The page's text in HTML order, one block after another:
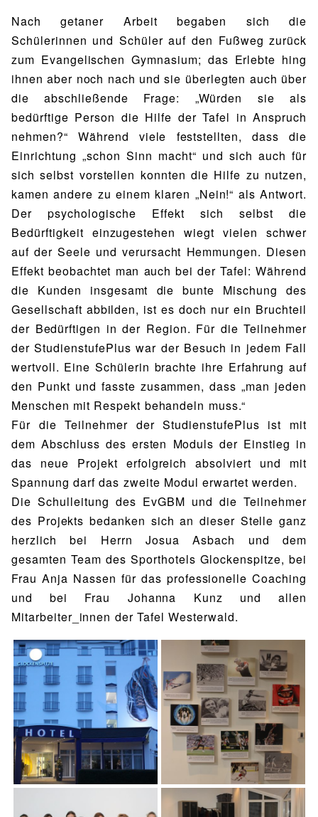
Nach getaner Arbeit begaben sich die
Schülerinnen und Schüler auf den Fußweg zurück
zum Evangelischen Gymnasium; das Erlebte hing
ihnen aber noch nach und sie überlegten auch über
die abschließende Frage: „Würden sie als
bedürftige Person die Hilfe der Tafel in Anspruch
nehmen?“ Während viele feststellten, dass die
Einrichtung „schon Sinn macht“ und sich auch für
sich selbst vorstellen konnten die Hilfe zu nutzen,
kamen andere zu einem klaren „Nein!“ als Antwort.
Der psychologische Effekt sich selbst die
Bedürftigkeit einzugestehen wiegt vielen schwer
auf der Seele und verursacht Hemmungen. Diesen
Effekt beobachtet man auch bei der Tafel: Während
die Kunden insgesamt die bunte Mischung des
Gesellschaft abbilden, ist es doch nur ein Bruchteil
der Bedürftigen in der Region. Für die Teilnehmer
der StudienstufePlus war der Besuch in jedem Fall
wertvoll. Eine Schülerin brachte ihre Erfahrung auf
den Punkt und fasste zusammen, dass „man jeden
Menschen mit Respekt behandeln muss.“
Für die Teilnehmer der StudienstufePlus ist mit
dem Abschluss des ersten Moduls der Einstieg in
das neue Projekt erfolgreich absolviert und mit
Spannung darf das zweite Modul erwartet werden.
Die Schulleitung des EvGBM und die Teilnehmer
des Projekts bedanken sich an dieser Stelle ganz
herzlich bei Herrn Josua Asbach und dem
gesamten Team des Sporthotels Glockenspitze, bei
Frau Anja Nassen für das professionelle Coaching
und bei Frau Johanna Kunz und allen
Mitarbeiter_innen der Tafel Westerwald.